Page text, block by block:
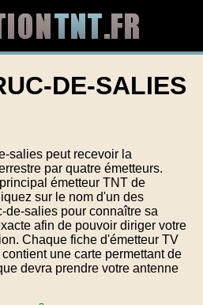
DE-SALIES
salies peut recevoir la
par quatre émetteurs.
émetteur TNT de
sur le nom d'un des
de-salies pour connaître sa
afin de pouvoir diriger votre
Chaque fiche d'émetteur TV
une carte permettant de
devra prendre votre antenne